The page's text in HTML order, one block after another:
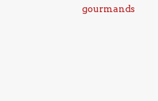
gourmands